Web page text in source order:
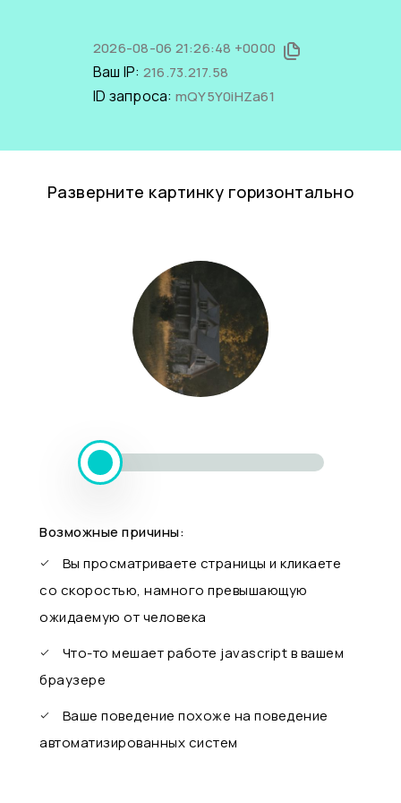
2026-08-06 21:26:48 +0000
Ваш IP: 216.73.217.58
ID запроса: mQY5Y0iHZa61
Разверните картинку горизонтально
Возможные причины:
Вы просматриваете страницы и кликаете
со скоростью, намного превышающую
ожидаемую от человека
Что-то мешает работе javascript в вашем
браузере
Ваше поведение похоже на поведение
автоматизированных систем